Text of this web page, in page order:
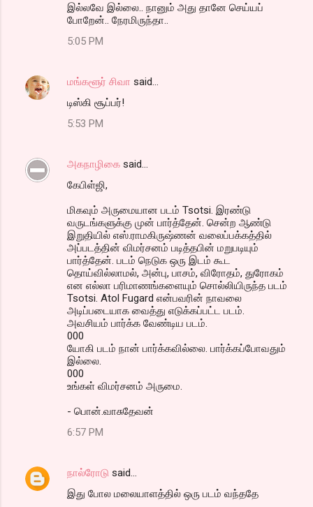
இல்லவே இல்லை.. நானும் அது தானே செய்யப்
போறேன்.. நேரமிருந்தா..
5:05 PM
மங்களூர் சிவா said…
டிஸ்கி சூப்பர்!
5:53 PM
அகநாழிகை said…
கேபிள்ஜி,
மிகவும் அருமையான படம் Tsotsi. இரண்டு
வருடங்களுக்கு முன் பார்த்தேன். சென்ற ஆண்டு
இறுதியில் எஸ்.ராமகிருஷ்ணன் வலைப்பக்கத்தில்
அப்படத்தின் விமர்சனம் படித்தபின் மறுபடியும்
பார்த்தேன். படம் நெடுக ஒரு இடம் கூட
தொய்வில்லாமல், அன்பு, பாசம், விரோதம், துரோகம்
என எல்லா பரிமாணங்களையும் சொல்லியிருந்த படம்
Tsotsi. Atol Fugard என்பவரின் நாவலை
அடிப்படையாக வைத்து எடுக்கப்பட்ட படம்.
அவசியம் பார்க்க வேண்டிய படம்.
000
யோகி படம் நான் பார்க்கவில்லை. பார்க்கப்போவதும்
இல்லை.
000
உங்கள் விமர்சனம் அருமை.
- பொன்.வாசுதேவன்
6:57 PM
நால்ரோடு said…
இது போல மலையாளத்தில் ஒரு படம் வந்ததே